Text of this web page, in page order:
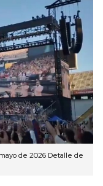
de 2026 Detalle de